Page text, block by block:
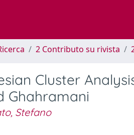
2 Contributo su rivista
Cluster
Ghahramani
Stefano